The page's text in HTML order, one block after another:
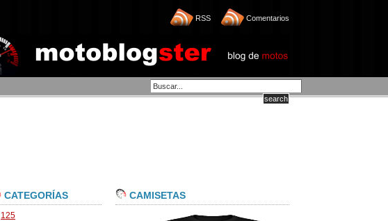
RSS Comentarios
CATEGORÍAS
125
CAMISETAS